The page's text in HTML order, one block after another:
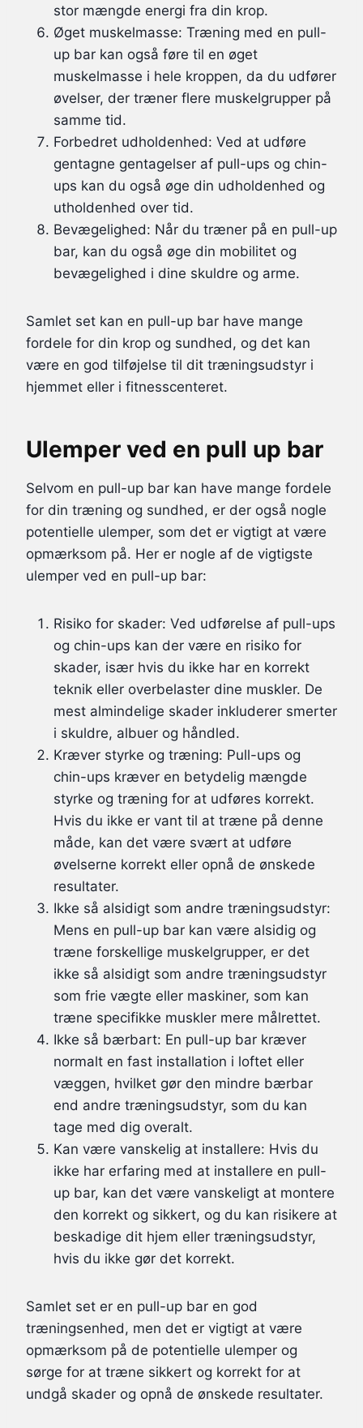
stor mængde energi fra din krop.
Øget muskelmasse: Træning med en pull-
up bar kan også føre til en øget
muskelmasse i hele kroppen, da du udfører
øvelser, der træner flere muskelgrupper på
samme tid.
Forbedret udholdenhed: Ved at udføre
gentagne gentagelser af pull-ups og chin-
ups kan du også øge din udholdenhed og
utholdenhed over tid.
Bevægelighed: Når du træner på en pull-up
bar, kan du også øge din mobilitet og
bevægelighed i dine skuldre og arme.
Samlet set kan en pull-up bar have mange
fordele for din krop og sundhed, og det kan
være en god tilføjelse til dit træningsudstyr i
hjemmet eller i fitnesscenteret.
Ulemper ved en pull up bar
Selvom en pull-up bar kan have mange fordele
for din træning og sundhed, er der også nogle
potentielle ulemper, som det er vigtigt at være
opmærksom på. Her er nogle af de vigtigste
ulemper ved en pull-up bar:
Risiko for skader: Ved udførelse af pull-ups
og chin-ups kan der være en risiko for
skader, især hvis du ikke har en korrekt
teknik eller overbelaster dine muskler. De
mest almindelige skader inkluderer smerter
i skuldre, albuer og håndled.
Kræver styrke og træning: Pull-ups og
chin-ups kræver en betydelig mængde
styrke og træning for at udføres korrekt.
Hvis du ikke er vant til at træne på denne
måde, kan det være svært at udføre
øvelserne korrekt eller opnå de ønskede
resultater.
Ikke så alsidigt som andre træningsudstyr:
Mens en pull-up bar kan være alsidig og
træne forskellige muskelgrupper, er det
ikke så alsidigt som andre træningsudstyr
som frie vægte eller maskiner, som kan
træne specifikke muskler mere målrettet.
Ikke så bærbart: En pull-up bar kræver
normalt en fast installation i loftet eller
væggen, hvilket gør den mindre bærbar
end andre træningsudstyr, som du kan
tage med dig overalt.
Kan være vanskelig at installere: Hvis du
ikke har erfaring med at installere en pull-
up bar, kan det være vanskeligt at montere
den korrekt og sikkert, og du kan risikere at
beskadige dit hjem eller træningsudstyr,
hvis du ikke gør det korrekt.
Samlet set er en pull-up bar en god
træningsenhed, men det er vigtigt at være
opmærksom på de potentielle ulemper og
sørge for at træne sikkert og korrekt for at
undgå skader og opnå de ønskede resultater.